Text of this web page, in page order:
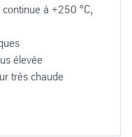
à +250 °C,
élevée
très chaude